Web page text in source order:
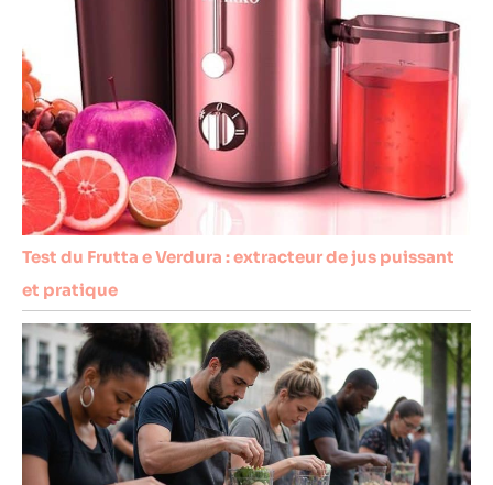
Test du Frutta e Verdura : extracteur de jus puissant
et pratique